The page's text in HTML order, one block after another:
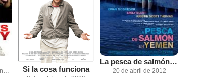
Si la cosa funciona
La pesca de salmón en Yemen
20 de abril de 2012